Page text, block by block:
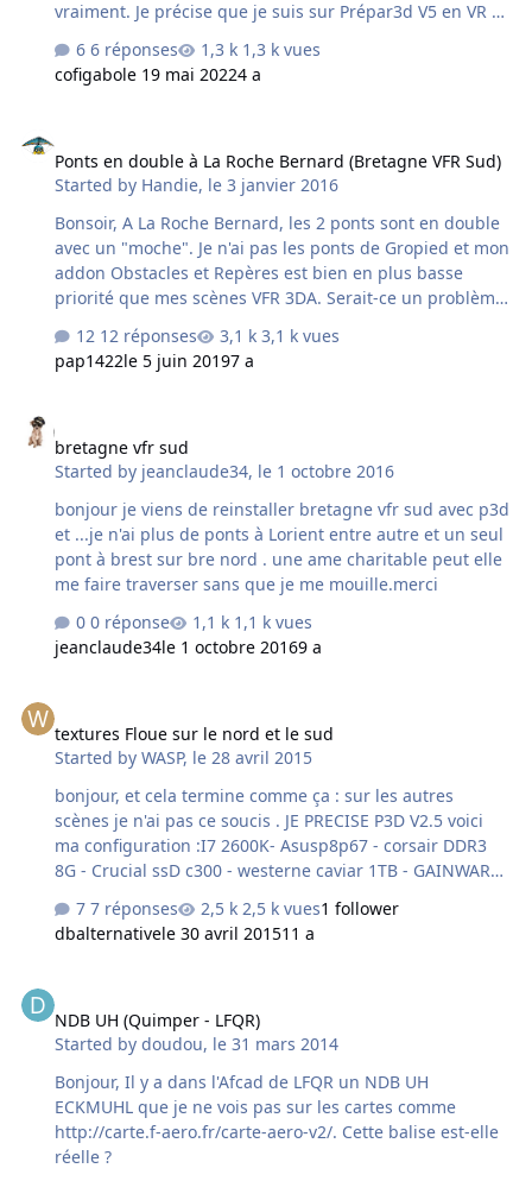
vraiment. Je précise que je suis sur Prépar3d V5 en VR et
que je ne pilote pas, mais je conduis des bateaux (que
j'avais acheté à l'époque sur deltasim Studio et qui
fonctionnent encore parfaitement bien sur prepar3d V5).
(voiliers), ou autres navires ! On a vraiment l'impression
d'y être ! Ce soir, direction Brest (une fois Bretagne Nord
installé !).…
6 réponses
1,3 k vues
cofigabole 19 mai 20224 a
Ponts en double à La Roche Bernard (Bretagne VFR Sud)
Started by Handie, le 3 janvier 2016
Bonsoir, A La Roche Bernard, les 2 ponts sont en double
avec un "moche". Je n'ai pas les ponts de Gropied et mon
addon Obstacles et Repères est bien en plus basse
priorité que mes scènes VFR 3DA. Serait-ce un problème
d'exclude ? Merci d'avance Voici les captures d'écran,
coordonnées N 47° 31' 40" et W 2° 18' 08"
12 réponses
3,1 k vues
pap1422le 5 juin 20197 a
bretagne vfr sud
Started by jeanclaude34, le 1 octobre 2016
bonjour je viens de reinstaller bretagne vfr sud avec p3d
et ...je n'ai plus de ponts à Lorient entre autre et un seul
pont à brest sur bre nord . une ame charitable peut elle
me faire traverser sans que je me mouille.merci
0 réponse
1,1 k vues
jeanclaude34le 1 octobre 20169 a
textures Floue sur le nord et le sud
Started byWASP, le 28 avril 2015
bonjour, et cela termine comme ça : sur les autres
scènes je n'ai pas ce soucis . JE PRECISE P3D V2.5 voici
ma configuration :I7 2600K- Asusp8p67 - corsair DDR3
8G - Crucial ssD c300 - westerne caviar 1TB - GAINWARD
GTX570 1.2G - Noctua NH-U12P Window7 64b merci pour
votre aide
7 réponses 2,5 k vues1 follower
dbalternativele 30 avril 201511 a
NDB UH (Quimper - LFQR)
Started bydoudou, le 31 mars 2014
Bonjour, Il y a dans l'Afcad de LFQR un NDB UH
ECKMUHL que je ne vois pas sur les cartes comme
http://carte.f-aero.fr/carte-aero-v2/. Cette balise est-elle
réelle ?